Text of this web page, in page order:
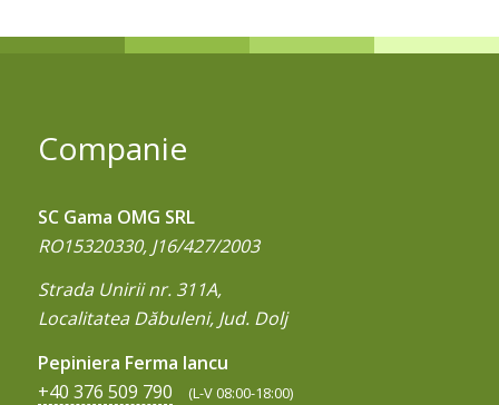
Companie
SC Gama OMG SRL
RO15320330, J16/427/2003
Strada Unirii nr. 311A,
Localitatea Dăbuleni, Jud. Dolj
Pepiniera Ferma Iancu
+40 376 509 790
(L-V 08:00-18:00)